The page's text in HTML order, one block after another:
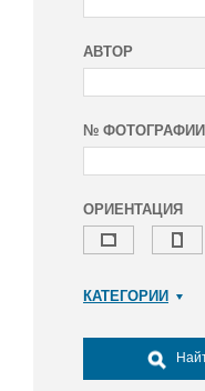
АВТОР
№ ФОТОГРАФИИ
ОРИЕНТАЦИЯ
КАТЕГОРИИ
Досуг, туризм и
Культура